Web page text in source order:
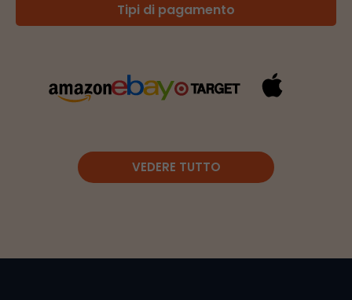
Tipi di pagamento
VEDERE TUTTO